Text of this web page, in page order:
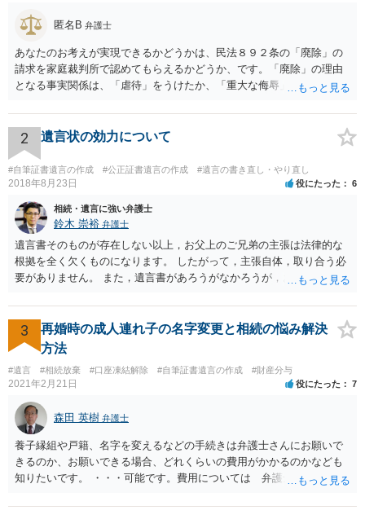
匿名B 弁護士
あなたのお考えが実現できるかどうかは、民法８９２条の「廃除」の
請求を家庭裁判所で認めてもらえるかどうか、です。「廃除」の理由
となる事実関係は、「虐待」をうけたか、「重大な侮辱」を受けた
「廃除」は遺言でも可能です（民法８９３条）。 弁護士に具体的な事
情を話して相談して、「廃除」が可能か、実際に法律相談を受けるこ
とをお勧めします。
2 遺言状の効力について
#自筆証書遺言の作成 #公正証書遺言の作成 #遺言の書き直し・やり直し
2018年8月23日 役にたった 6
相続・遺言に強い弁護士
鈴木 崇裕 弁護士
遺言書そのものが存在しない以上，お父上のご兄弟の主張は法律的な
根拠を全く欠くものになります。 したがって，主張自体，取り合う必
要がありません。 また，遺言書があろうがなかろうが，お父上のご兄
ご回答にもありますが， 代理人弁護士をたてて，その弁護士から相手
方に対して， ・相続に関する主張は法的根拠がなく，一切応じないこ
と ・今後一切の連絡をしてこないでほしいこと ・連絡を継続してくる
ようであれば警察への通報や法的措置も辞さないこと などを記載した
書面を発送してもらうことがよろしいように思います。
3
再婚時の成人連れ子の名字変更と相続の悩み解決
方法
#遺言 #相続放棄 #口座凍結解除 #自筆証書遺言の作成 #財産分与
2021年2月21日 役にたった 7
森田 英樹 弁護士
養子縁組や戸籍、名字を変えるなどの手続きは弁護士さんにお願いで
きるのか、お願いできる場合、どれくらいの費用がかかるのかなども
知りたいです。 ・・・可能です。費用については 弁護士と直接面談
ています。 やはり、成人した子のことまでごちゃごちゃ考えず、自分